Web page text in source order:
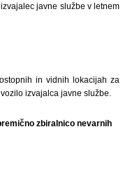
javne službe v letnem
in vidnih lokacijah za
izvajalca javne službe.
zbiralnico nevarnih